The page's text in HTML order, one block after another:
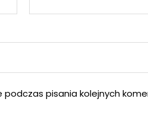
pisania kolejnych